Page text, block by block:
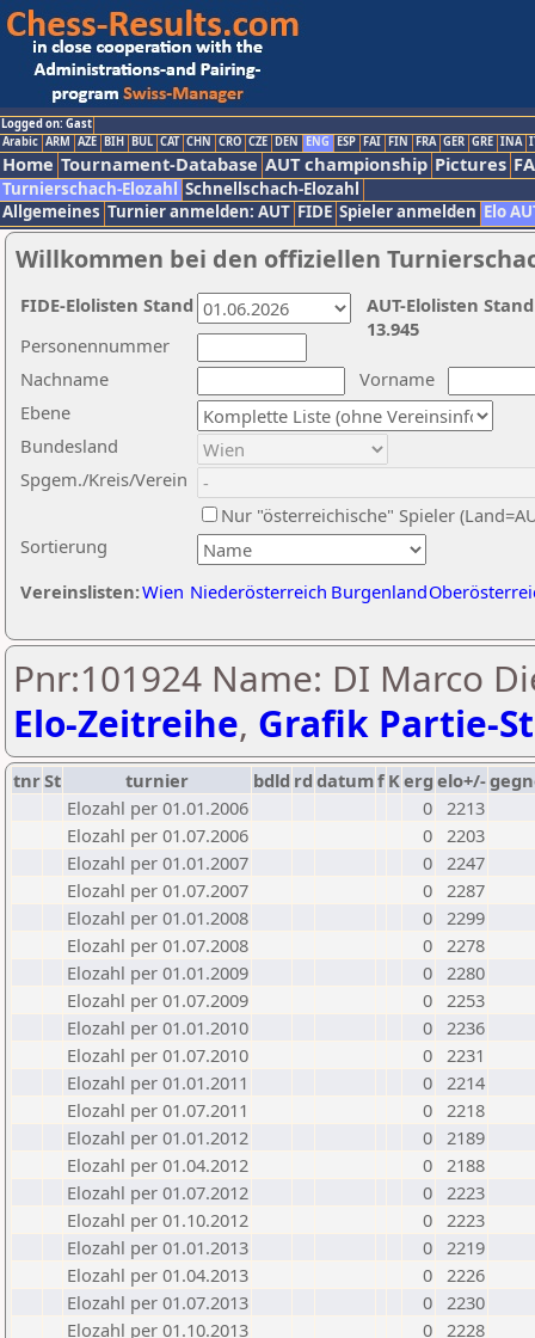
Logged on: Gast
Arabic ARM AZE BIH BUL CAT CHN CRO CZE DEN ENG ESP FAI FIN FRA GER GRE INA
Home Tournament-Database AUT championship Pictures
Turnierschach-Elozahl Schnellschach-Elozahl
Allgemeines Turnier anmelden: AUT FIDE Spieler anmelden Elo
Willkommen bei den offiziellen
Nachname
Vorname
Ebene
Sortierung
Personennummer
Bundesland
Spgem./Kreis/Verein
Nur "österreichische" Spieler
Vereinslisten:Wien Niederösterreich Burgenland
AUT-Elolisten
13.945
FIDE-Elolisten Stand
Pnr:101924 Name: DI Marco
Elo-Zeitreihe, Grafik Partie-
tnrSt turnier bdld rd datumf Kerg elo+/-
Elozahl per 01.01.2006
0 2213
Elozahl per 01.07.2006
0 2203
Elozahl per 01.01.2007
0 2247
Elozahl per 01.07.2007
0 2287
Elozahl per 01.01.2008
0 2299
Elozahl per 01.07.2008
0 2278
Elozahl per 01.01.2009
0 2280
Elozahl per 01.07.2009
0 2253
Elozahl per 01.01.2010
0 2236
Elozahl per 01.07.2010
0 2231
Elozahl per 01.01.2011
0 2214
Elozahl per 01.07.2011
0 2218
Elozahl per 01.01.2012
0 2189
Elozahl per 01.04.2012
0 2188
Elozahl per 01.07.2012
0 2223
Elozahl per 01.10.2012
0 2223
Elozahl per 01.01.2013
0 2219
Elozahl per 01.04.2013
0 2226
Elozahl per 01.07.2013
0 2230
Elozahl per 01.10.2013
0 2228